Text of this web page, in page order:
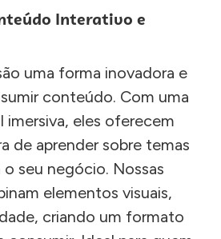
Interativo e
uma forma inovadora e
conteúdo. Com uma
imersiva, eles oferecem
de aprender sobre temas
seu negócio. Nossas
elementos visuais,
criando um formato